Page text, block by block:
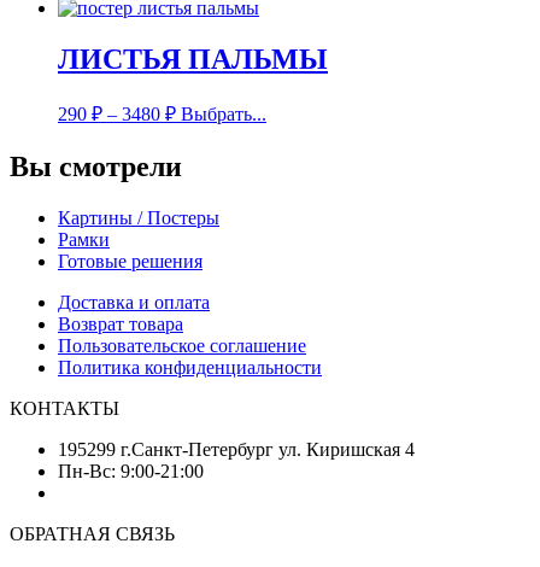
ЛИСТЬЯ ПАЛЬМЫ
290 ₽ – 3480 ₽ Выбрать...
Вы смотрели
Картины / Постеры
Рамки
Готовые решения
Доставка и оплата
Возврат товара
Пользовательское соглашение
Политика конфиденциальности
КОНТАКТЫ
195299 г.Санкт-Петербург ул. Киришская 4
Пн-Вс: 9:00-21:00
ОБРАТНАЯ СВЯЗЬ